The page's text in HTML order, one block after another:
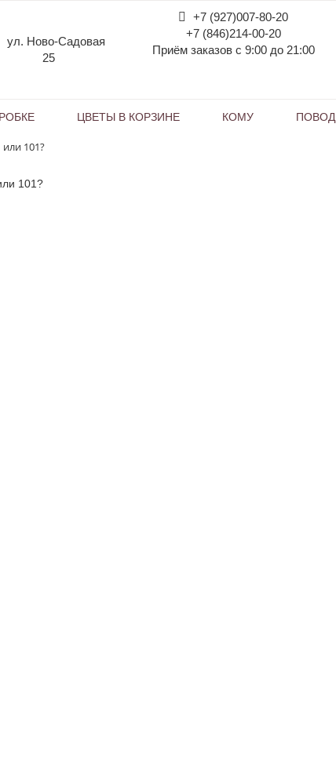
ул. Ново-Садовая
25
+7 (927)007-80-20
+7 (846)214-00-20
Приём заказов с 9:00 до 21:00
ЦВЕТЫ В КОРЗИНЕ КОМУ ПОВОД
или 101?